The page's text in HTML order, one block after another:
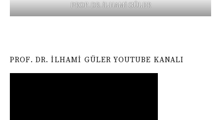
PROF. DR. İLHAMİ GÜLER
PROF. DR. İLHAMI GÜLER YOUTUBE KANALI